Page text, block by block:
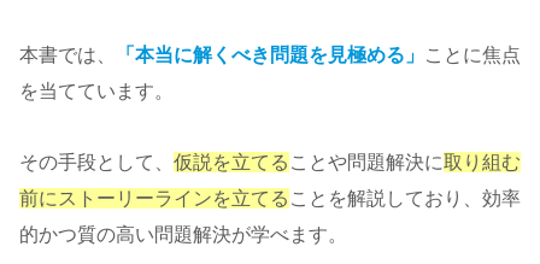
本書では、 「本当に解くべき問題を見極める」 ことに焦点
を当てています。
その手段として、 仮説を立てる ことや問題解決に取り組む
前にストーリーラインを立てる ことを解説しており、効率
的かつ質の高い問題解決が学べます。